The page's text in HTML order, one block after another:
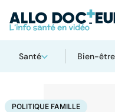
Santé Bien-être
AccueilSantéSociétéSanté
POLITIQUE FAMILLE